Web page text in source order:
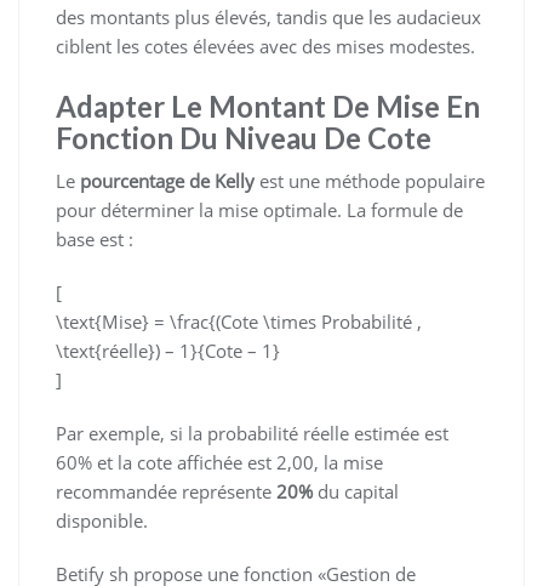
des montants plus élevés, tandis que les audacieux
ciblent les cotes élevées avec des mises modestes.
Adapter Le Montant De Mise En
Fonction Du Niveau De Cote
Le pourcentage de Kelly est une méthode populaire
pour déterminer la mise optimale. La formule de
base est :
[
\text{Mise} = \frac{(Cote \times Probabilité ,
\text{réelle}) – 1}{Cote – 1}
]
Par exemple, si la probabilité réelle estimée est
60% et la cote affichée est 2,00, la mise
recommandée représente 20%du capital
disponible.
Betify sh propose une fonction «Gestion de